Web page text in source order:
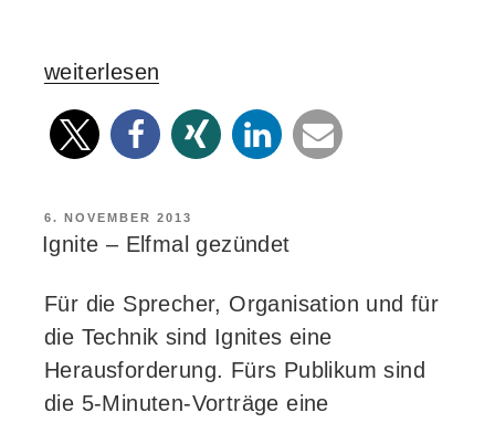
„5
20
Folien,
Gnade
–
Frankfurt
#59“
weiterlesen
VERÖFFENTLICHT
AM
6. NOVEMBER 2013
Ignite – Elfmal gezündet
Für die Sprecher, Organisation und für
die Technik sind Ignites eine
Herausforderung. Fürs Publikum sind
die 5-Minuten-Vorträge eine